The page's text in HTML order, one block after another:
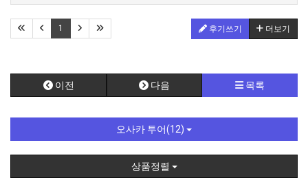
1 후기쓰기 더보기
이전 다음 목록
오사카 투어(12)
상품정렬